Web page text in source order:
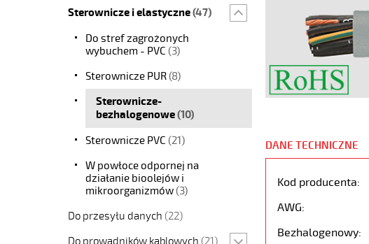
Sterownicze i elastyczne(47)
Do stref zagrożonych
wybuchem - PVC (3)
Sterownicze PUR(8)
Sterownicze-
bezhalogenowe(10)
Sterownicze PVC (21)
W powłoce odpornej na
działanie bioolejów i
mikroorganizmów(3)
Do przesyłu danych (22)
Do prowadników kablowych (21)
DANE TECHNICZNE
Kod producenta:
AWG:
Bezhalogenowy: